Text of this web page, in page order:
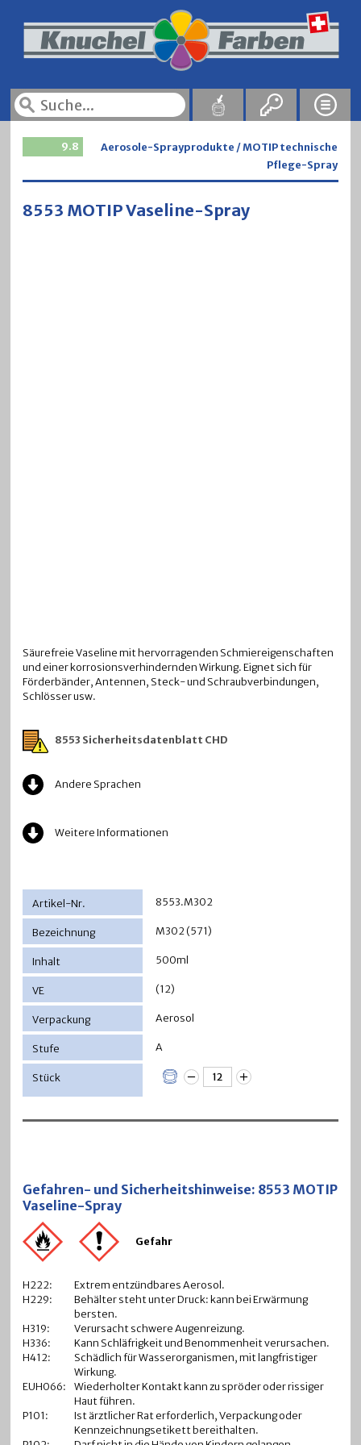
9.8
Aerosole-Sprayprodukte / MOTIP technische
Pflege-Spray
8553 MOTIP Vaseline-Spray
Säurefreie Vaseline mit hervorragenden Schmiereigenschaften
und einer korrosionsverhindernden Wirkung. Eignet sich für
Förderbänder, Antennen, Steck- und Schraubverbindungen,
Schlösser usw.
8553 Sicherheitsdatenblatt CHD
Andere Sprachen
Weitere Informationen
8553.M302
M302 (571)
500ml
(12)
Aerosol
A
Gefahren- und Sicherheitshinweise: 8553 MOTIP
Vaseline-Spray
Gefahr
H222:
Extrem entzündbares Aerosol.
H229:
Behälter steht unter Druck: kann bei Erwärmung
bersten.
H319:
Verursacht schwere Augenreizung.
H336:
Kann Schläfrigkeit und Benommenheit verursachen.
H412:
Schädlich für Wasserorganismen, mit langfristiger
Wirkung.
EUH066:
Wiederholter Kontakt kann zu spröder oder rissiger
Haut führen.
P101:
Ist ärztlicher Rat erforderlich, Verpackung oder
Kennzeichnungsetikett bereithalten.